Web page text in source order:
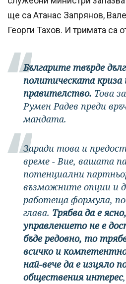
ще са Атанас Запрянов,
Георги Тахов. И тримата са
Българите твърде
политическата криза
правителство. Това
Румен Радев преди
мандата.
Заради това и
време - Вие, вашата
потенциални
възможните опции и
работеща формула,
глава. Трябва да е
управлението не е
бъде редовно, то
всичко и
най-вече да е изцяло
обществения интерес